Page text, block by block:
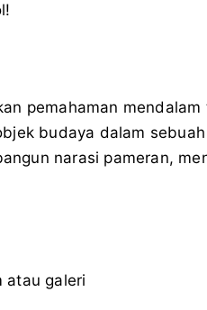
pemahaman
budaya dalam
narasi pameran,
atau galeri